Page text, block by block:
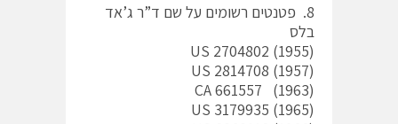
8. פטנטים רשומים על שם ד”ר ג’אד
בלס
US 2704802 (1955)
US 2814708 (1957)
CA 661557 (1963)
US 3179935 (1965)